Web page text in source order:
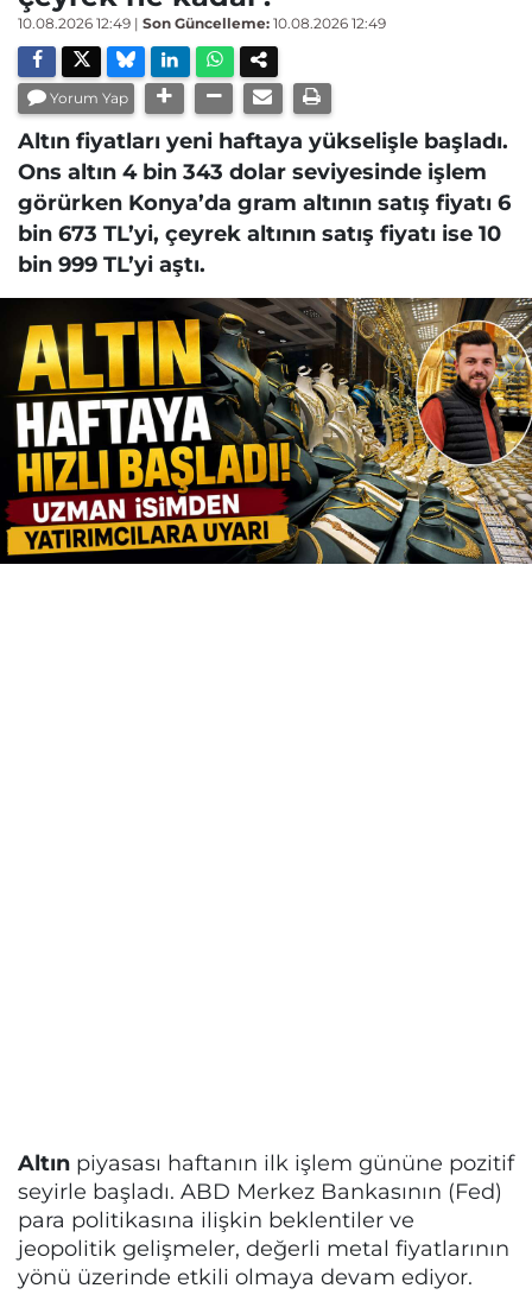
10.08.2026 12:49 | Son Güncelleme: 10.08.2026 12:49
Yorum Yap
Altın fiyatları yeni haftaya yükselişle başladı.
Ons altın 4 bin 343 dolar seviyesinde işlem
görürken Konya’da gram altının satış fiyatı 6
bin 673 TL’yi, çeyrek altının satış fiyatı ise 10
bin 999 TL’yi aştı.
Altın piyasası haftanın ilk işlem gününe pozitif
seyirle başladı. ABD Merkez Bankasının (Fed)
para politikasına ilişkin beklentiler ve
jeopolitik gelişmeler, değerli metal fiyatlarının
yönü üzerinde etkili olmaya devam ediyor.